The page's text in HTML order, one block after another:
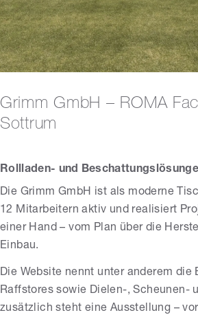
Grimm GmbH – ROMA
Sottrum
Rollladen- und
Die Grimm GmbH ist als moderne
12 Mitarbeitern aktiv und realisiert
einer Hand – vom Plan über die
Einbau.
Die Website nennt unter anderem die
Raffstores sowie Dielen-, Scheunen-
zusätzlich steht eine Ausstellung –